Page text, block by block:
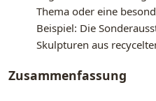
Thema oder eine
Beispiel: Die
Skulpturen aus
Zusammenfassung